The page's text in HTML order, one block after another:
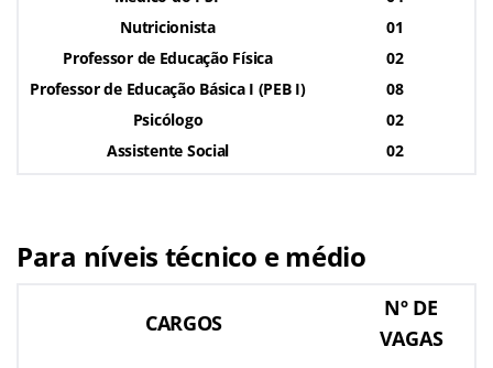
Nutricionista
Professor de Educação Física
Professor de Educação Básica I (PEB I)
Psicólogo
Assistente Social
01
02
08
02
02
Para níveis técnico e médio
CARGOS
Nº DE
VAGAS